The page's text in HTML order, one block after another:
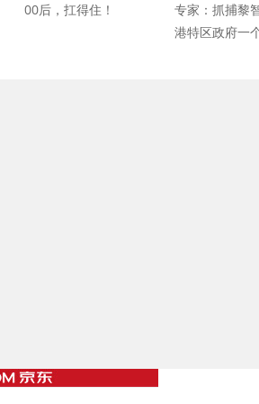
00后，扛得住！
专家：抓捕黎
港特区政府一